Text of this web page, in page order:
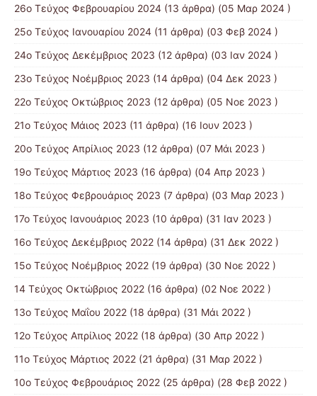
26ο Τεύχος Φεβρουαρίου 2024 (13 άρθρα) (05 Μαρ 2024 )
25ο Τεύχος Ιανουαρίου 2024 (11 άρθρα) (03 Φεβ 2024 )
24ο Τεύχος Δεκέμβριος 2023 (12 άρθρα) (03 Ιαν 2024 )
23ο Τεύχος Νοέμβριος 2023 (14 άρθρα) (04 Δεκ 2023 )
22ο Τεύχος Οκτώβριος 2023 (12 άρθρα) (05 Νοε 2023 )
21ο Τεύχος Μάιος 2023 (11 άρθρα) (16 Ιουν 2023 )
20ο Τεύχος Απρίλιος 2023 (12 άρθρα) (07 Μάι 2023 )
19ο Τεύχος Μάρτιος 2023 (16 άρθρα) (04 Απρ 2023 )
18ο Τεύχος Φεβρουάριος 2023 (7 άρθρα) (03 Μαρ 2023 )
17ο Τεύχος Ιανουάριος 2023 (10 άρθρα) (31 Ιαν 2023 )
16ο Τεύχος Δεκέμβριος 2022 (14 άρθρα) (31 Δεκ 2022 )
15o Τεύχος Νοέμβριος 2022 (19 άρθρα) (30 Νοε 2022 )
14 Tεύχος Οκτώβριος 2022 (16 άρθρα) (02 Νοε 2022 )
13ο Τεύχος Μαΐου 2022 (18 άρθρα) (31 Μάι 2022 )
12ο Τεύχος Απρίλιος 2022 (18 άρθρα) (30 Απρ 2022 )
11o Tεύχος Μάρτιος 2022 (21 άρθρα) (31 Μαρ 2022 )
10o Tεύχος Φεβρουάριος 2022 (25 άρθρα) (28 Φεβ 2022 )